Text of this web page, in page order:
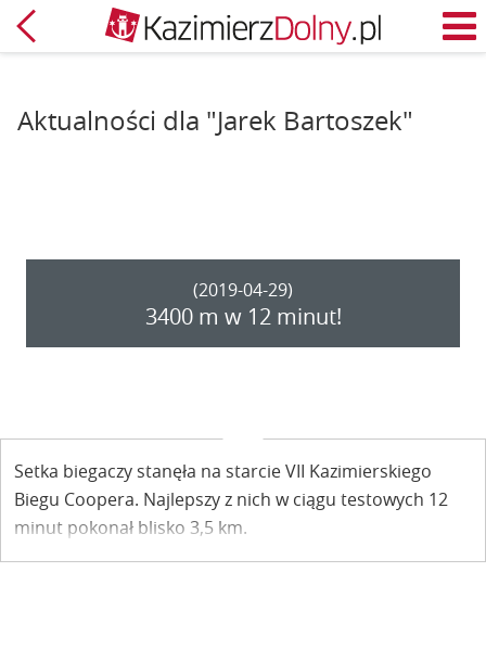
Powrót
Aktualności dla "Jarek Bartoszek"
(2019-04-29)
3400 m w 12 minut!
Setka biegaczy stanęła na starcie VII Kazimierskiego
Biegu Coopera. Najlepszy z nich w ciągu testowych 12
minut pokonał blisko 3,5 km.